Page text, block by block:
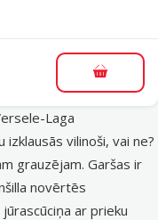
Laga
vilinoši, vai ne?
grauzējam. Garšas ir
novērtēs
ar prieku